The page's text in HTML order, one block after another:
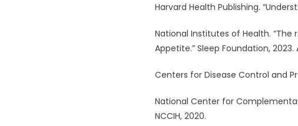
Harvard Health Publishing.
National Institutes of Health. “The
Appetite.” Sleep Foundation,
Centers for Disease Control and
National Center for
NCCIH, 2020.